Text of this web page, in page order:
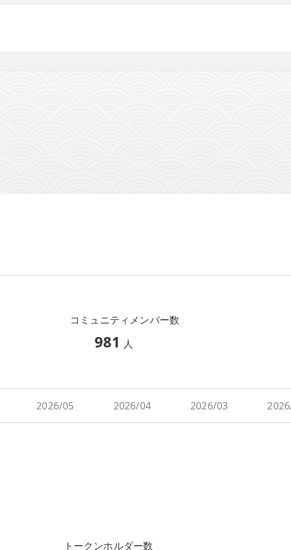
コミュニティメンバー数
981 人
2026/05 2026/04 2026/03
トークンホルダー数